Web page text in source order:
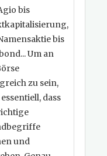
bis
bis
Um an
zu sein,
dass
und